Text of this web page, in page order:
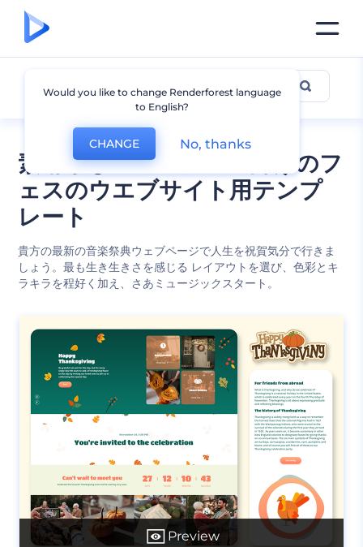
素晴らしいパーティー向けのフ
ェスのウエブサイト用テンプ
レート
貴方の最新の音楽祭典ウェブページで人生を祝賀気分で行きま
しょう。最も生き生きさを感じる レイアウトを選び、色彩とキ
ラキラを程好く加え、さあミュージックスタート。
祭り
Preview
Would you like to change Renderforest language
to English?
CHANGE No, thanks